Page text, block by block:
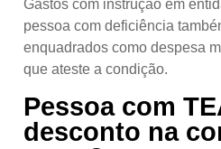
Gastos com instrução em
pessoa com deficiência
enquadrados como despesa
que ateste a condição.
Pessoa com
desconto na